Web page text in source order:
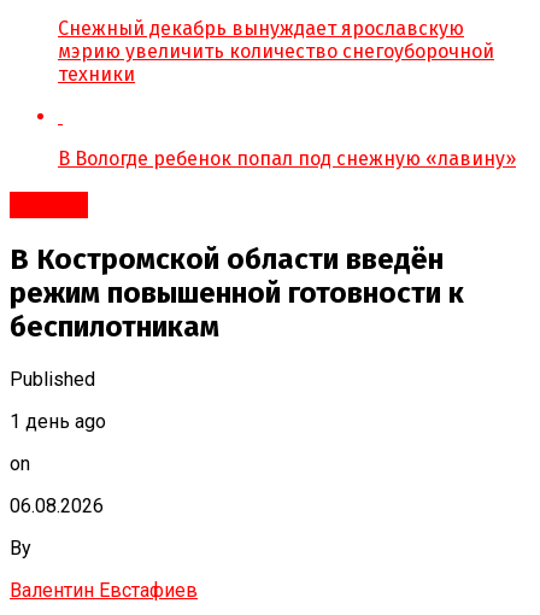
Снежный декабрь вынуждает ярославскую
мэрию увеличить количество снегоуборочной
техники
В Вологде ребенок попал под снежную «лавину»
В Костромской области введён
режим повышенной готовности к
беспилотникам
Published
1 день ago
on
06.08.2026
By
Валентин Евстафиев